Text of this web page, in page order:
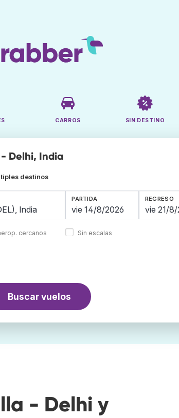
CARROS SIN DESTINO
Delhi, India
destinos
cercanos
PARTIDA REGRESO
Sin escalas
Buscar vuelos
- Delhi y